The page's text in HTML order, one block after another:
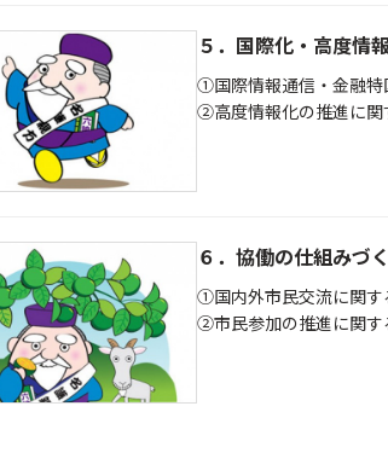
５．国際化・高度情
①国際情報通信・金融特
②高度情報化の推進に関
６．協働の仕組みづ
①国内外市民交流に関す
②市民参加の推進に関す